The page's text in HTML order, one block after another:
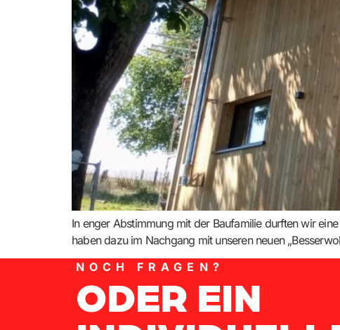
In enger Abstimmung mit der Baufamilie durften wir
haben dazu im Nachgang mit unseren neuen
NOCH FRAGEN?
ODER EIN